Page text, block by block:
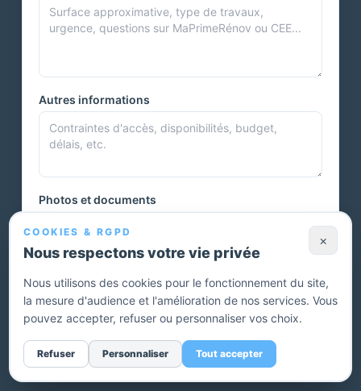
Autres informations
Photos et documents
Vous pouvez joindre plusieurs photos ou autres documents.
Envoyer ma demande — devis gratuit
Sans engagement. Un conseiller vous rappelle pour affiner
votre projet.
COOKIES & RGPD
Nous respectons votre vie privée
×
Nous utilisons des cookies pour le fonctionnement du site,
la mesure d'audience et l'amélioration de nos services. Vous
pouvez accepter, refuser ou personnaliser vos choix.
Refuser Personnaliser Tout accepter